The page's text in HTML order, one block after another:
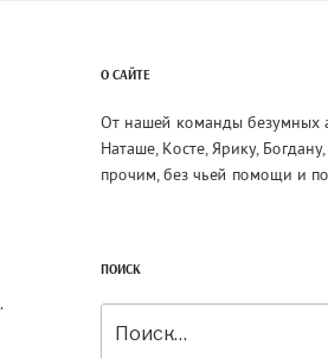
О САЙТЕ
От нашей команды безумных
Наташе, Косте, Ярику,
прочим, без чьей помощи и
ПОИСК